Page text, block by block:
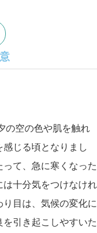
の空の色や肌を触れ
じる頃となりまし
て、急に寒くなった
十分気をつけなけれ
目は、気候の変化に
引き起こしやすいた